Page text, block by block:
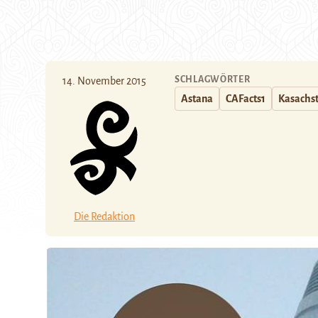
14. November 2015
Die Redaktion
SCHLAGWÖRTER
Astana CAFacts1